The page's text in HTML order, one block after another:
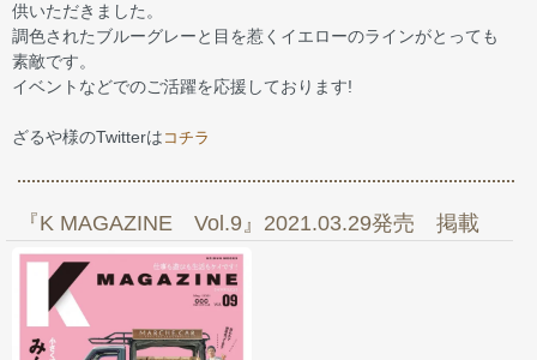
供いただきました。
調色されたブルーグレーと目を惹くイエローのラインがとっても
素敵です。
イベントなどでのご活躍を応援しております!
ざるや様のTwitterは コチラ
『K MAGAZINE Vol.9』2021.03.29発売 掲載